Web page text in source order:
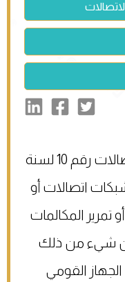
وفقاً لأحكام قانون تنظيم الاتصالات رقم 10 لسنة
شبكات اتصالات أو
تمرير المكالمات
عن شيء من ذلك
القومي